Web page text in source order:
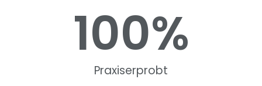
Praxiserprobt
100%